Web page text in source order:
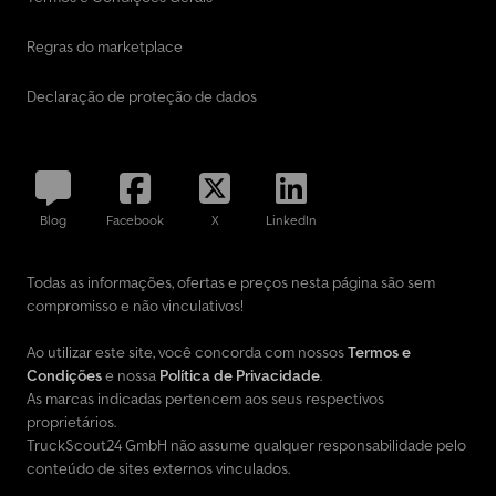
Regras do marketplace
Declaração de proteção de dados
Blog Facebook X LinkedIn
Todas as informações, ofertas e preços nesta página são sem
compromisso e não vinculativos!
Ao utilizar este site, você concorda com nossosTermos e
Condiçõese nossa Política de Privacidade.
As marcas indicadas pertencem aos seus respectivos
proprietários.
TruckScout24 GmbH não assume qualquer responsabilidade pelo
conteúdo de sites externos vinculados.